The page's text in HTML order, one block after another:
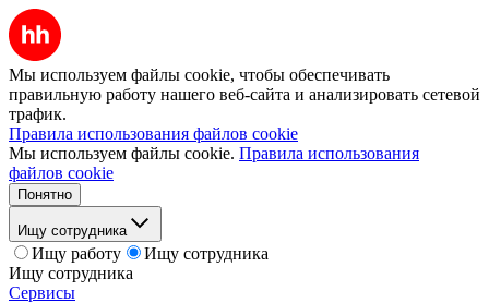
Мы используем файлы cookie, чтобы обеспечивать
правильную работу нашего веб-сайта и анализировать сетевой
трафик.
Правила использования файлов cookie
Мы используем файлы cookie. Правила использования
файлов cookie
Понятно
Ищу сотрудника
Ищу работу
Ищу сотрудника
Ищу сотрудника
Сервисы